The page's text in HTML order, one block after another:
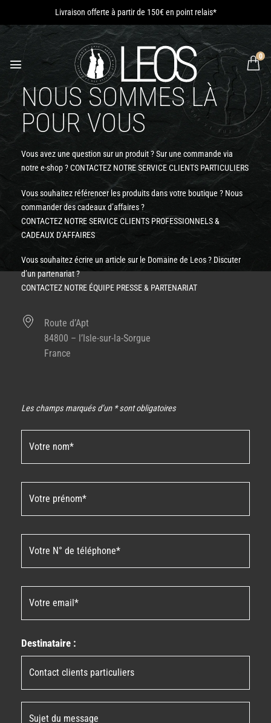
contenu
Livraison offerte à partir de 150€ en point relais*
0
NOUS SOMMES LÀ
POUR VOUS
Vous avez une question sur un produit ? Sur une commande via
notre e-shop ? CONTACTEZ NOTRE SERVICE CLIENTS PARTICULIERS
Vous souhaitez référencer les produits dans votre boutique ? Nous
commander des cadeaux d’affaires ?
CONTACTEZ NOTRE SERVICE CLIENTS PROFESSIONNELS &
CADEAUX D’AFFAIRES
Vous souhaitez écrire un article sur le Domaine de Leos ? Discuter
d’un partenariat ?
CONTACTEZ NOTRE ÉQUIPE PRESSE & PARTENARIAT
Route d’Apt
84800 – l’Isle-sur-la-Sorgue
France
Les champs marqués d’un * sont obligatoires
Destinataire :